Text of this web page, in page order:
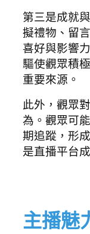
第三是成就
擬禮物、留
喜好與影響
驅使觀眾積
重要來源。
此外，觀眾
為。觀眾可
期追蹤，形
是直播平台
主播魅